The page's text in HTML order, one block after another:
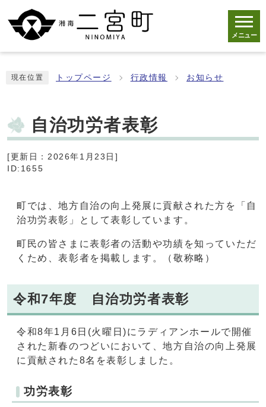
メニュー
現在位置 トップページ 行政情報 お知らせ
自治功労者表彰
[更新日：2026年1月23日]
ID:1655
町では、地方自治の向上発展に貢献された方を「自
治功労表彰」として表彰しています。
町民の皆さまに表彰者の活動や功績を知っていただ
くため、表彰者を掲載します。（敬称略）
令和7年度 自治功労者表彰
令和8年1月6日(火曜日)にラディアンホールで開催
された新春のつどいにおいて、地方自治の向上発展
に貢献された8名を表彰しました。
功労表彰